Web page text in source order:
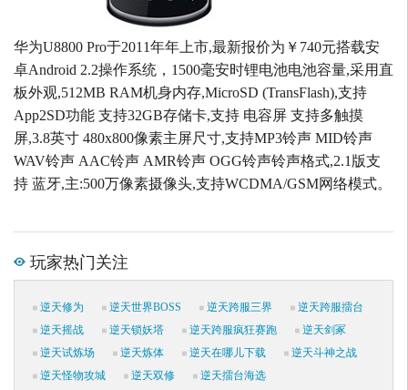
华为U8800 Pro于2011年年上市,最新报价为￥740元搭载安
卓Android 2.2操作系统，1500毫安时锂电池电池容量,采用直
板外观,512MB RAM机身内存,MicroSD (TransFlash),支持
App2SD功能 支持32GB存储卡,支持 电容屏 支持多触摸
屏,3.8英寸 480x800像素主屏尺寸,支持MP3铃声 MID铃声
WAV铃声 AAC铃声 AMR铃声 OGG铃声铃声格式,2.1版支
持 蓝牙,主:500万像素摄像头,支持WCDMA/GSM网络模式。
玩家热门关注
逆天修为 逆天世界BOSS 逆天跨服三界
逆天跨服擂台
逆天摇战
逆天锁妖塔 逆天跨服疯狂赛跑
逆天剑冢
逆天试炼场
逆天炼体 逆天在哪儿下载
逆天斗神之战
逆天怪物攻城
逆天双修 逆天擂台海选